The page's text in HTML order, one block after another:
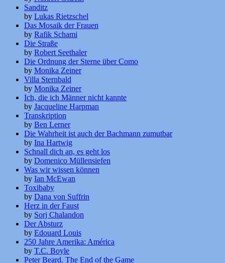
Sanditz
by Lukas Rietzschel
Das Mosaik der Frauen
by Rafik Schami
Die Straße
by Robert Seethaler
Die Ordnung der Sterne über Como
by Monika Zeiner
Villa Sternbald
by Monika Zeiner
Ich, die ich Männer nicht kannte
by Jacqueline Harpman
Transkription
by Ben Lerner
Die Wahrheit ist auch der Bachmann zumutbar
by Ina Hartwig
Schnall dich an, es geht los
by Domenico Müllensiefen
Was wir wissen können
by Ian McEwan
Toxibaby
by Dana von Suffrin
Herz in der Faust
by Sorj Chalandon
Der Absturz
by Edouard Louis
250 Jahre Amerika: América
by T.C. Boyle
Peter Beard. The End of the Game